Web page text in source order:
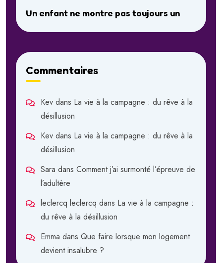
Un enfant ne montre pas toujours un
Commentaires
Kev dans La vie à la campagne : du rêve à la
désillusion
Kev dans La vie à la campagne : du rêve à la
désillusion
Sara dans Comment j’ai surmonté l’épreuve de
l’adultère
leclercq leclercq dans La vie à la campagne :
du rêve à la désillusion
Emma dans Que faire lorsque mon logement
devient insalubre ?